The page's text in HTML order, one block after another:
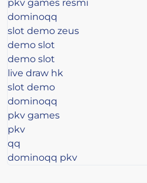
pkv games resmi
dominoqq
slot demo zeus
demo slot
demo slot
live draw hk
slot demo
dominoqq
pkv games
pkv
qq
dominoqq pkv